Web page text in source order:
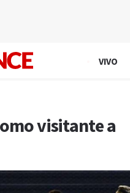
VIVO
visitante a